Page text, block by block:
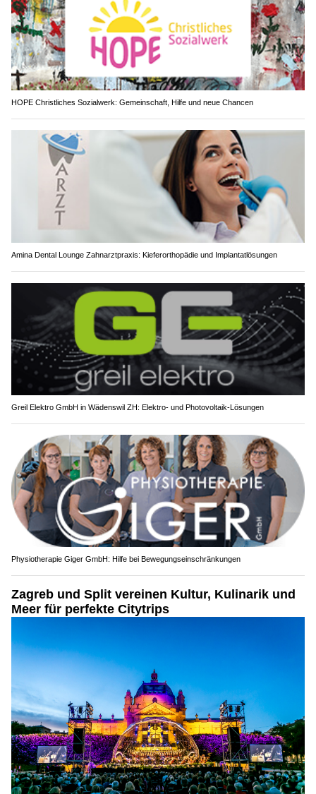
HOPE Christliches Sozialwerk: Gemeinschaft, Hilfe und neue Chancen
Amina Dental Lounge Zahnarztpraxis: Kieferorthopädie und Implantatlösungen
Greil Elektro GmbH in Wädenswil ZH: Elektro- und Photovoltaik-Lösungen
Physiotherapie Giger GmbH: Hilfe bei Bewegungseinschränkungen
Zagreb und Split vereinen Kultur, Kulinarik und
Meer für perfekte Citytrips